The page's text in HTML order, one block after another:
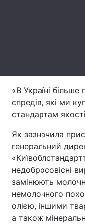
Тема оформлення
«В Україні
спредів, які ми
стандартам
Як зазначила
генеральний
недобросовісні
замінюють
немолочного
олією, іншими
а також